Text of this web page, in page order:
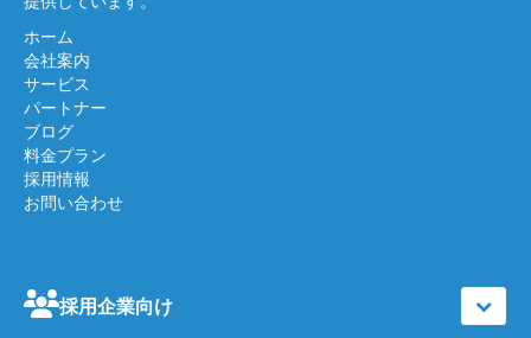
採用企業向け
ホーム
会社案内
サービス
パートナー
ブログ
料金プラン
採用情報
お問い合わせ